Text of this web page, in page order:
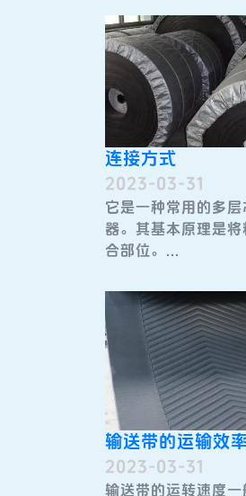
连接方式
2023-03-31
它是一种常用的多
器。其基本原理是
合部位。...
输送带的运输效
2023-03-31
输送带​的运转速度